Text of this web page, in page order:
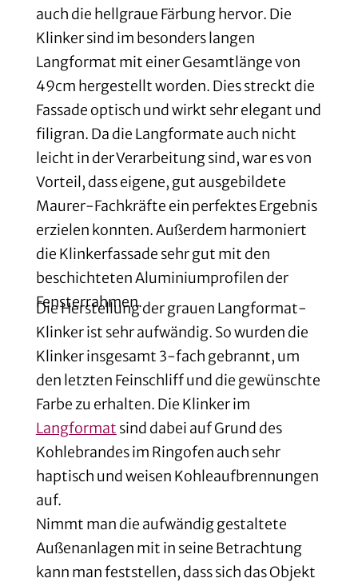
auch die hellgraue Färbung hervor. Die
Klinker sind im besonders langen
Langformat mit einer Gesamtlänge von
49cm hergestellt worden. Dies streckt die
Fassade optisch und wirkt sehr elegant und
filigran. Da die Langformate auch nicht
leicht in der Verarbeitung sind, war es von
Vorteil, dass eigene, gut ausgebildete
Maurer-Fachkräfte ein perfektes Ergebnis
erzielen konnten. Außerdem harmoniert
die Klinkerfassade sehr gut mit den
beschichteten Aluminiumprofilen der
Fensterrahmen.
Die Herstellung der grauen Langformat-
Klinker ist sehr aufwändig. So wurden die
Klinker insgesamt 3-fach gebrannt, um
den letzten Feinschliff und die gewünschte
Farbe zu erhalten. Die Klinker im
Langformat sind dabei auf Grund des
Kohlebrandes im Ringofen auch sehr
haptisch und weisen Kohleaufbrennungen
auf.
Nimmt man die aufwändig gestaltete
Außenanlagen mit in seine Betrachtung
kann man feststellen, dass sich das Objekt